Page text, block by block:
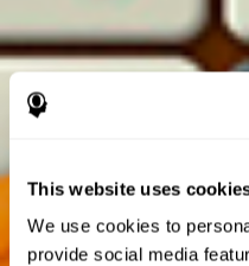
This website uses
We use cookies to
provide social media